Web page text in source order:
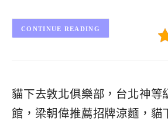
CONTINUE READING
貓下去敦北俱樂部，台北神等
館，梁朝偉推薦招牌涼麵，貓